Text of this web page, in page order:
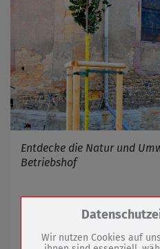
Entdecke die Natur und
Betriebshof
Zum Betrieb der Seite
Wir nutzen Cookies auf